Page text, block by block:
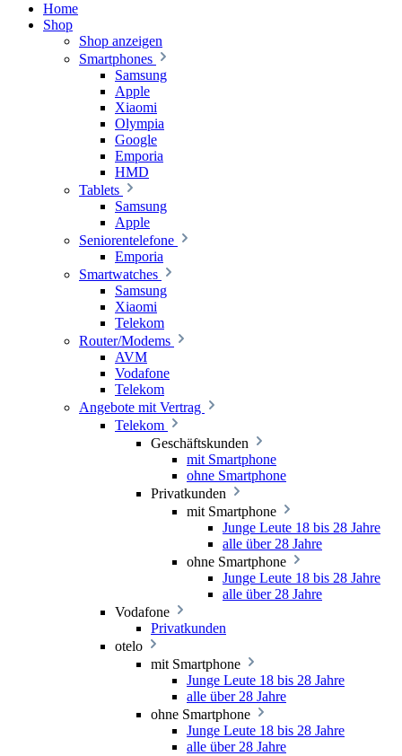
Home
Shop
Shop anzeigen
Smartphones
Samsung
Apple
Xiaomi
Olympia
Google
Emporia
HMD
Tablets
Samsung
Apple
Seniorentelefone
Emporia
Smartwatches
Samsung
Xiaomi
Telekom
Router/Modems
AVM
Vodafone
Telekom
Angebote mit Vertrag
Telekom
Geschäftskunden
mit Smartphone
ohne Smartphone
Privatkunden
mit Smartphone
Junge Leute 18 bis 28 Jahre
alle über 28 Jahre
ohne Smartphone
Junge Leute 18 bis 28 Jahre
alle über 28 Jahre
Vodafone
Privatkunden
otelo
mit Smartphone
Junge Leute 18 bis 28 Jahre
alle über 28 Jahre
ohne Smartphone
Junge Leute 18 bis 28 Jahre
alle über 28 Jahre